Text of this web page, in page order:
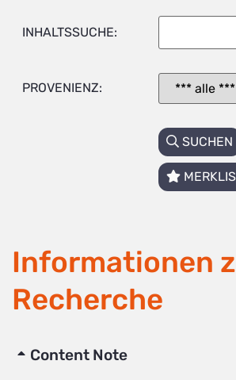
INHALTSSUCHE:
PROVENIENZ:
SUCHEN
Informationen
Recherche
Content Note